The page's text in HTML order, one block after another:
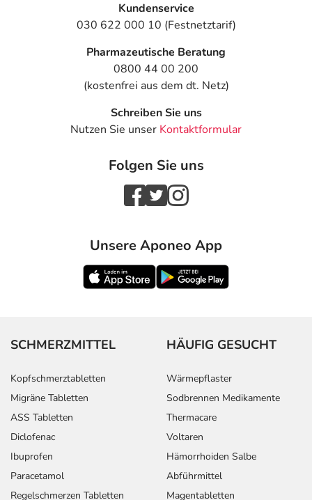
Kundenservice
030 622 000 10 (Festnetztarif)
Pharmazeutische Beratung
0800 44 00 200
(kostenfrei aus dem dt. Netz)
Schreiben Sie uns
Nutzen Sie unser Kontaktformular
Folgen Sie uns
Unsere Aponeo App
SCHMERZMITTEL
Kopfschmerztabletten
Migräne Tabletten
ASS Tabletten
Diclofenac
Ibuprofen
Paracetamol
Regelschmerzen Tabletten
HÄUFIG GESUCHT
Wärmepflaster
Sodbrennen Medikamente
Thermacare
Voltaren
Hämorrhoiden Salbe
Abführmittel
Magentabletten